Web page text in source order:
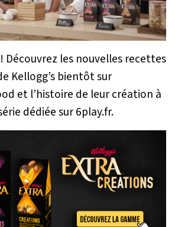
Découvrez les nouvelles recettes
Kellogg’s bientôt sur
et l’histoire de leur création à
dédiée sur 6play.fr.